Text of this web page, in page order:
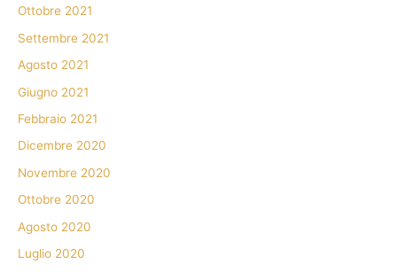
Ottobre 2021
Settembre 2021
Agosto 2021
Giugno 2021
Febbraio 2021
Dicembre 2020
Novembre 2020
Ottobre 2020
Agosto 2020
Luglio 2020